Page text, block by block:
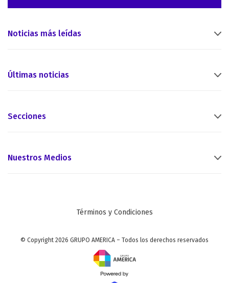
Noticias más leídas
Últimas noticias
Secciones
Nuestros Medios
Términos y Condiciones
© Copyright 2026 GRUPO AMERICA – Todos los derechos reservados